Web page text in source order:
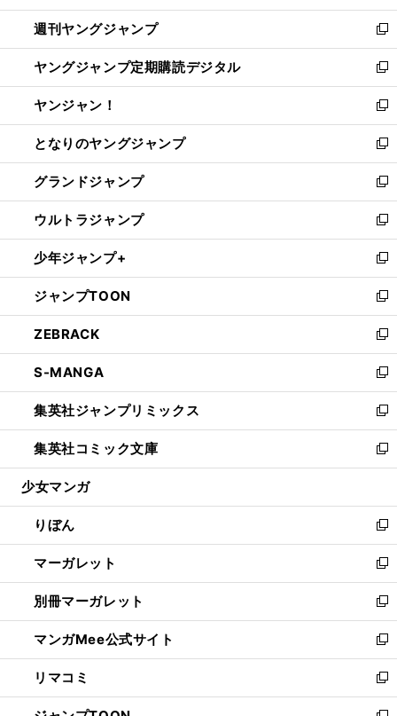
開
く
ウ
で
開
く
ン
ド
ウ
で
開
く
ウ
ィ
ン
ド
ウ
で
開
く
週刊ヤングジャンプ
新
し
い
ウ
ィ
ン
ド
ウ
で
開
く
ヤングジャンプ定期購読デジタル
新
し
い
ウ
ィ
ン
ド
ウ
で
開
く
ヤンジャン！
新
し
い
ウ
ィ
ン
ド
ウ
で
開
く
となりのヤングジャンプ
新
し
い
ウ
ィ
ン
ド
ウ
で
開
く
グランドジャンプ
新
し
い
ウ
ィ
ン
ド
ウ
で
開
く
ウルトラジャンプ
新
し
い
ウ
ィ
ン
ド
ウ
で
開
く
少年ジャンプ+
新
し
い
ウ
ィ
ン
ド
ウ
で
開
く
ジャンプTOON
新
し
い
ウ
ィ
ン
ド
ウ
で
開
ZEBRACK
新
し
い
ウ
ィ
ン
ド
ウ
開
く
S-MANGA
新
し
い
ウ
ィ
ン
ウ
で
開
く
集英社ジャンプリミックス
新
し
い
ウ
ン
ド
ウ
で
開
く
集英社コミック文庫
新
し
ウ
ィ
ン
ド
ウ
で
開
く
少女マンガ
りぼん
新
し
い
ウ
ィ
ン
ド
ウ
で
開
マーガレット
新
し
い
ウ
ィ
ン
ド
ウ
別冊マーガレット
新
し
い
ウ
ィ
ン
マンガMee公式サイト
新
し
い
ウ
リマコミ
新
し